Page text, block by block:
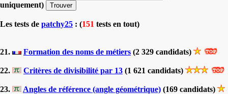
uniquement)
Les tests de patchy25 : (151 tests en tout)
21. Formation des noms de métiers (2 329 candidats)
22. Critères de divisibilité par 13 (1 621 candidats)
23. Angles de référence (angle géométrique) (169 candidats)